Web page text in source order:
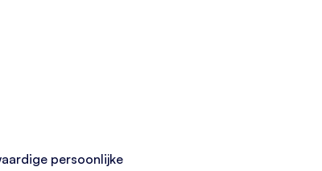
persoonlijke